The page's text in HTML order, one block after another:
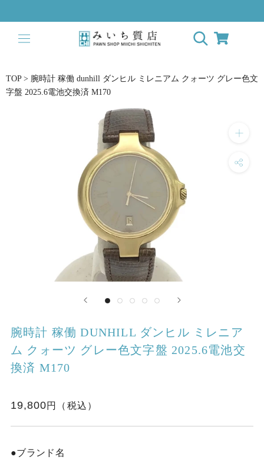
キ
て
コ
TOP > 腕時計 稼働 dunhill ダンヒル ミレニアム クォーツ グレー色文
字盤 2025.6電池交換済 M170
腕時計 稼働 DUNHILL ダンヒル ミレニア
ム クォーツ グレー色文字盤 2025.6電池交
換済 M170
19,800
●ブランド名